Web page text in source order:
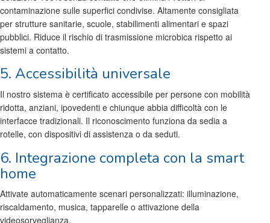
contaminazione sulle superfici condivise. Altamente consigliata
per strutture sanitarie, scuole, stabilimenti alimentari e spazi
pubblici. Riduce il rischio di trasmissione microbica rispetto ai
sistemi a contatto.
5. Accessibilità universale
Il nostro sistema è certificato accessibile per persone con mobilità
ridotta, anziani, ipovedenti e chiunque abbia difficoltà con le
interfacce tradizionali. Il riconoscimento funziona da sedia a
rotelle, con dispositivi di assistenza o da seduti.
6. Integrazione completa con la smart
home
Attivate automaticamente scenari personalizzati: illuminazione,
riscaldamento, musica, tapparelle o attivazione della
videosorveglianza.